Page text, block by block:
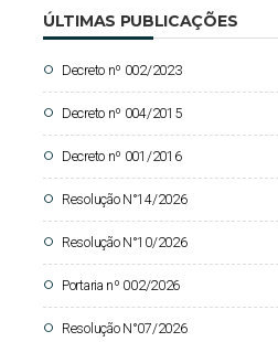
ÚLTIMAS PUBLICAÇÕES
circle Decreto nº 002/2023
circle Decreto nº 004/2015
circle Decreto nº 001/2016
circle Resolução N°14/2026
circle Resolução N°10/2026
circle Portaria nº 002/2026
circle Resolução N°07/2026